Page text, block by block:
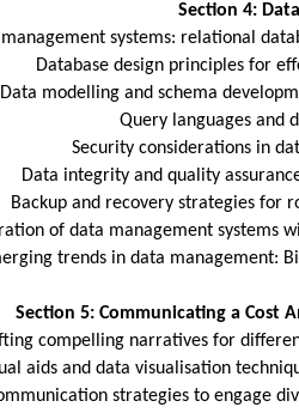
Section 4:
systems: relational
Database design principles for
Data modelling and schema
Query languages and
Security considerations in
Data integrity and quality
Backup and recovery strategies for
of data management systems
trends in data management:
Section 5: Communicating a Cost
compelling narratives for
aids and data visualisation
strategies to engage